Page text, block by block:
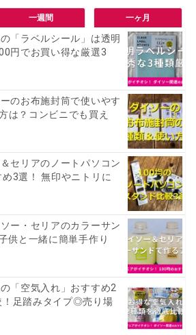
一週間 一ヶ月
「ラベルシール」は透明
円でお買い得な厳選3
のお布施封筒で使いやす
は？コンビニでも買え
セリアのノートパソコン
3選！ 無印やニトリに
ー・セリアのカラーサン
供と一緒に簡単手作り
「空気入れ」おすすめ2
！足踏みタイプ◎売り場